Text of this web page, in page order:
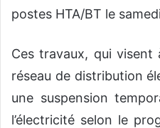
postes HTA/BT le
Ces travaux, qui
réseau de distribution
une suspension
l’électricité selon le